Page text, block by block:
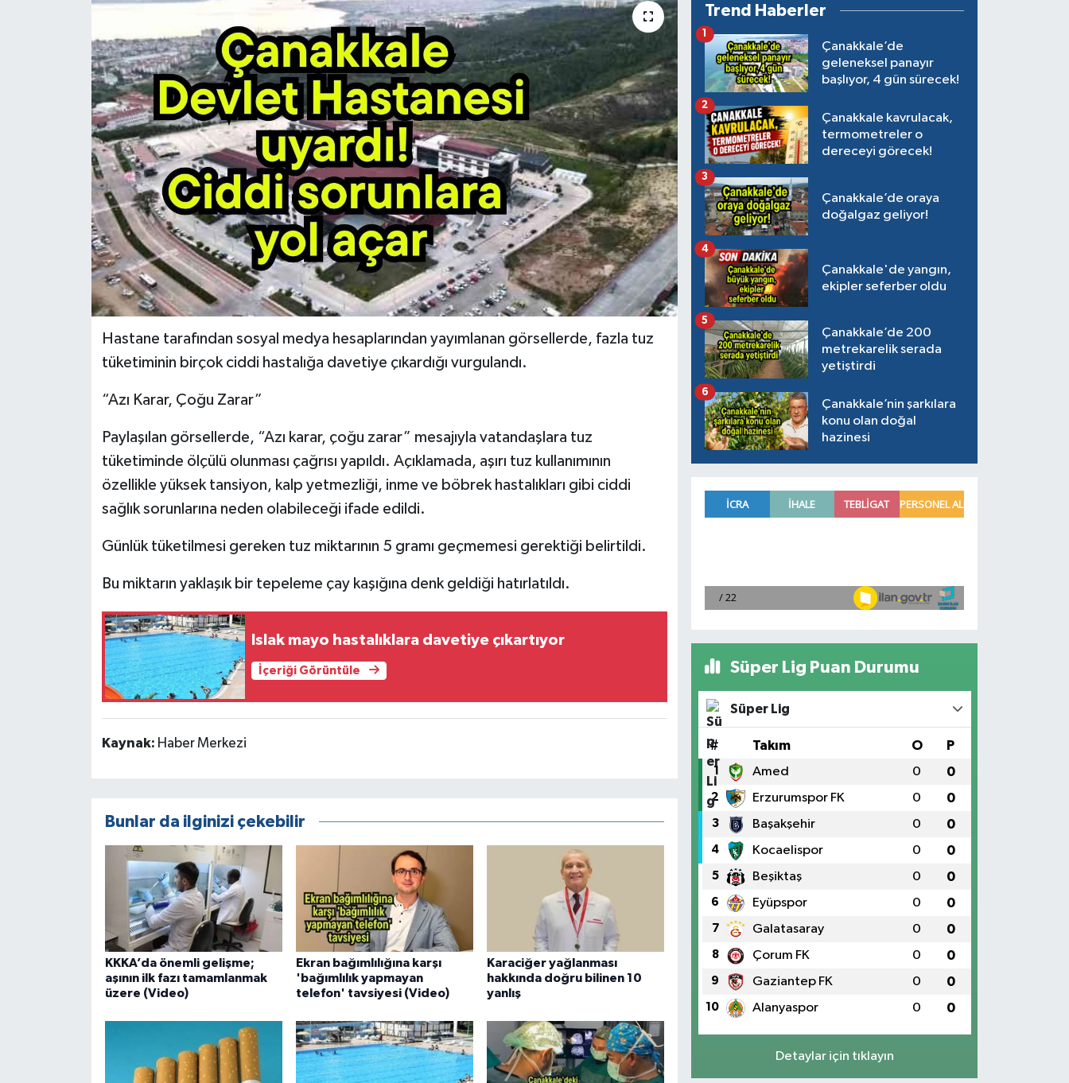
Hastane tarafından sosyal medya hesaplarından yayımlanan görsellerde, fazla tuz
tüketiminin birçok ciddi hastalığa davetiye çıkardığı vurgulandı.
“Azı Karar, Çoğu Zarar”
Paylaşılan görsellerde, “Azı karar, çoğu zarar” mesajıyla vatandaşlara tuz
tüketiminde ölçülü olunması çağrısı yapıldı. Açıklamada, aşırı tuz kullanımının
özellikle yüksek tansiyon, kalp yetmezliği, inme ve böbrek hastalıkları gibi ciddi
sağlık sorunlarına neden olabileceği ifade edildi.
Günlük tüketilmesi gereken tuz miktarının 5 gramı geçmemesi gerektiği belirtildi.
Bu miktarın yaklaşık bir tepeleme çay kaşığına denk geldiği hatırlatıldı.
Islak mayo hastalıklara davetiye çıkartıyor
İçeriği Görüntüle
Kaynak: Haber Merkezi
Bunlar da ilginizi çekebilir
KKKA’da önemli gelişme;
aşının ilk fazı tamamlanmak
üzere (Video)
Ekran bağımlılığına karşı
'bağımlılık yapmayan
telefon' tavsiyesi (Video)
Karaciğer yağlanması
hakkında doğru bilinen 10
yanlış
Trend Haberler
Çanakkale’de
geleneksel panayır
başlıyor, 4 gün sürecek!
1
Çanakkale kavrulacak,
termometreler o
dereceyi görecek!
2
Çanakkale’de oraya
doğalgaz geliyor!
3
Çanakkale'de yangın,
ekipler seferber oldu
4
Çanakkale’de 200
metrekarelik serada
yetiştirdi
5
Çanakkale’nin şarkılara
konu olan doğal
hazinesi
6
Süper Lig Puan Durumu
Süper Lig
# Takım O P
1 Amed 0 0
2 Erzurumspor FK 0 0
3 Başakşehir 0 0
4 Kocaelispor 0 0
5 Beşiktaş 0 0
6 Eyüpspor 0 0
7 Galatasaray 0 0
8 Çorum FK 0 0
9 Gaziantep FK 0 0
10 Alanyaspor 0 0
Detaylar için tıklayın